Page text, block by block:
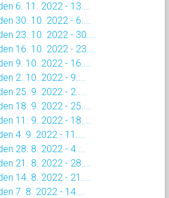
6. 11. 2022 - 13....
30. 10. 2022 - 6....
23. 10. 2022 - 30....
16. 10. 2022 - 23....
9. 10. 2022 - 16....
2. 10. 2022 - 9....
25. 9. 2022 - 2....
18. 9. 2022 - 25....
11. 9. 2022 - 18....
4. 9. 2022 - 11....
28. 8. 2022 - 4....
21. 8. 2022 - 28....
14. 8. 2022 - 21....
7. 8. 2022 - 14....